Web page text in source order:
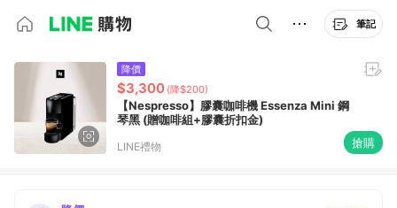
筆記
降價
$3,300 (降$200)
【Nespresso】膠囊咖啡機 Essenza Mini 鋼
琴黑 (贈咖啡組+膠囊折扣金)
LINE禮物 搶購